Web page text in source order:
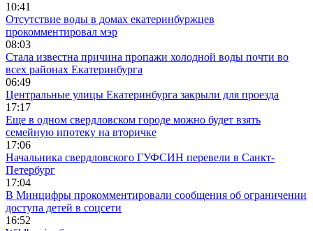
10:41
Отсутствие воды в домах екатеринбуржцев
прокомментировал мэр
08:03
Стала известна причина пропажи холодной воды почти во
всех районах Екатеринбурга
06:49
Центральные улицы Екатеринбурга закрыли для проезда
17:17
Еще в одном свердловском городе можно будет взять
семейную ипотеку на вторичке
17:06
Начальника свердловского ГУФСИН перевели в Санкт-
Петербург
17:04
В Минцифры прокомментировали сообщения об ограничении
доступа детей в соцсети
16:52